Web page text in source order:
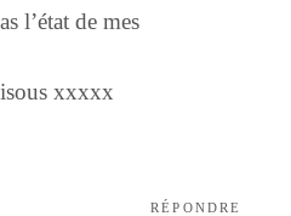
l’état de mes
xxxxx
RÉPONDRE